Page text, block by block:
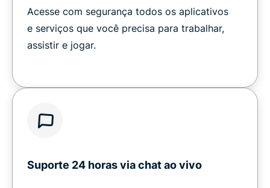
Acesse com segurança todos os aplicativos
e serviços que você precisa para trabalhar,
assistir e jogar.
Suporte 24 horas via chat ao vivo